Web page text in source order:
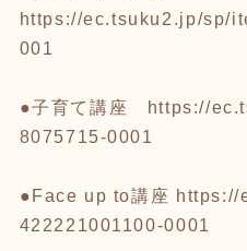
https://ec.tsuku2.jp/sp/
001
●子育て講座
https://
8075715-0001
●Face up to講座 https://
422221001100-0001